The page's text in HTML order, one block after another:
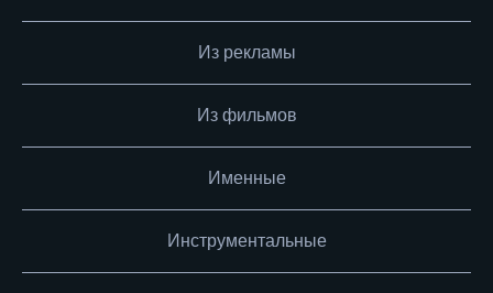
Из рекламы
Из фильмов
Именные
Инструментальные